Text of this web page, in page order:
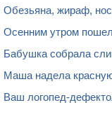
Обезьяна, жираф,
Осенним утром
Бабушка собрала
Маша надела
Ваш логопед-